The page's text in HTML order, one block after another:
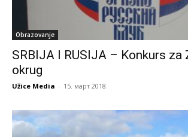
Obrazovanje
SRBIJA I RUSIJA – Konkurs
okrug
Užice Media - 15. март 2018.